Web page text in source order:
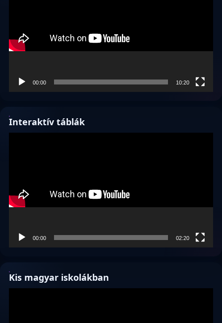
00:00 10:20
Interaktív táblák
00:00 02:20
Kis magyar iskolákban